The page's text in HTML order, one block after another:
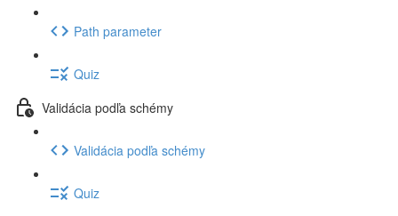
Path parameter
Quiz
Validácia podľa schémy
Validácia podľa schémy
Quiz